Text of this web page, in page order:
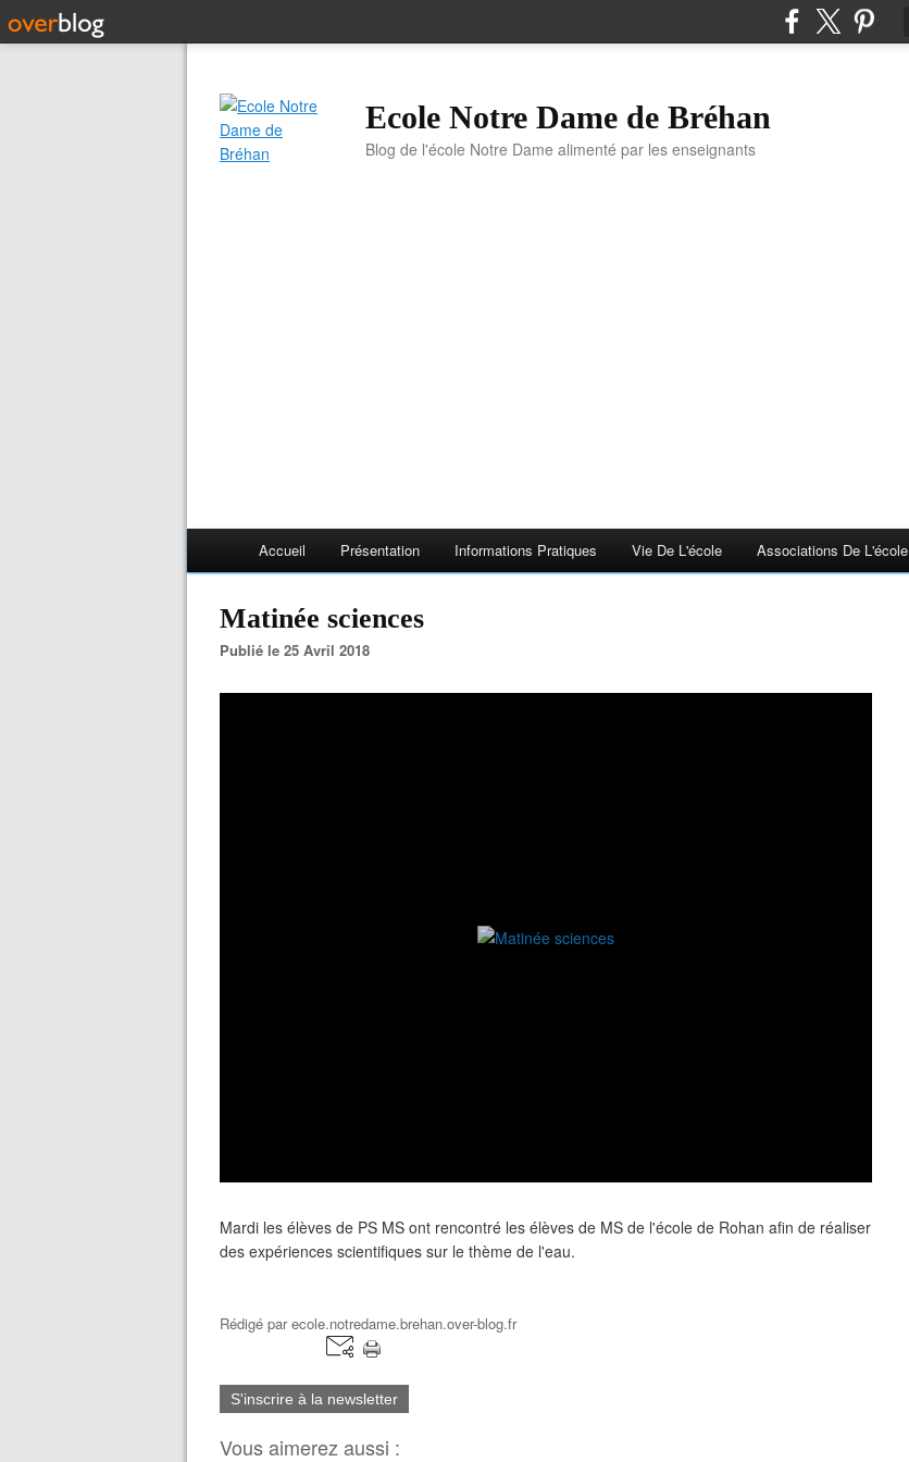
Ecole Notre Dame de Bréhan
Blog de l'école Notre Dame alimenté par les enseignants
Accueil Présentation Informations Pratiques Vie De L'école Associations De L'école
Matinée sciences
Publié le 25 Avril 2018
Mardi les élèves de PS MS ont rencontré les élèves de MS de l'école de Rohan afin de réaliser
des expériences scientifiques sur le thème de l'eau.
Rédigé parecole.notredame.brehan.over-blog.fr
S'inscrire à la newsletter
Vous aimerez aussi :